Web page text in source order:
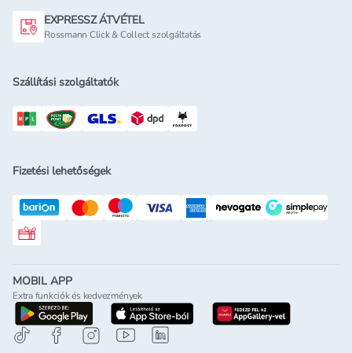
EXPRESSZ ÁTVÉTEL
Rossmann Click & Collect szolgáltatás
Szállítási szolgáltatók
Fizetési lehetőségek
Rossmann ajándékkártya
MOBIL APP
Extra funkciók és kedvezmények
letöltés a google-play-rölletöltés az app-store-ból
letöltés